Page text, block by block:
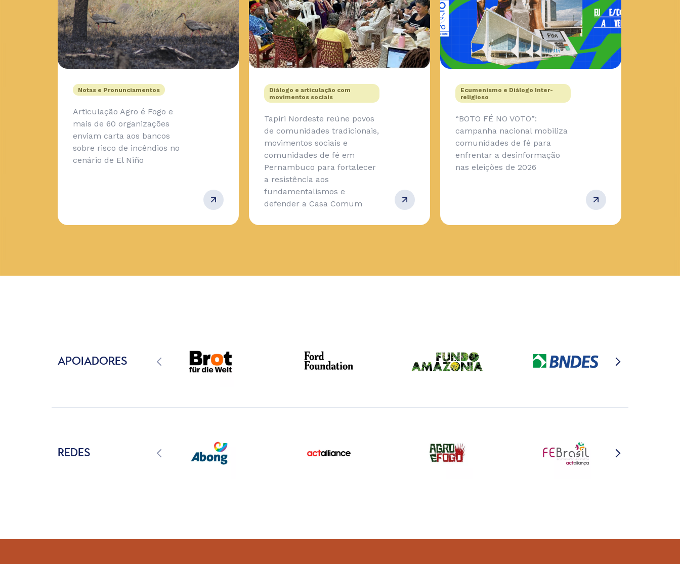
Notas e Pronunciamentos
Articulação Agro é Fogo e
mais de 60 organizações
enviam carta aos bancos
sobre risco de incêndios no
cenário de El Niño
Diálogo e articulação com
movimentos sociais
Tapiri Nordeste reúne povos
de comunidades tradicionais,
movimentos sociais e
comunidades de fé em
Pernambuco para fortalecer
a resistência aos
fundamentalismos e
defender a Casa Comum
Ecumenismo e Diálogo Inter-
religioso
“BOTO FÉ NO VOTO”:
campanha nacional mobiliza
comunidades de fé para
enfrentar a desinformação
nas eleições de 2026
APOIADORES
REDES